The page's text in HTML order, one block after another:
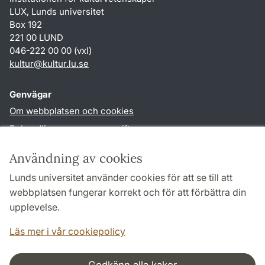
Användning av cookies
Lunds universitet använder cookies för att se till att
webbplatsen fungerar korrekt och för att förbättra din
upplevelse.
Läs mer i vår cookiepolicy
LUX, Lunds universitet
Box 192
221 00 LUND
046-222 00 00 (vxl)
kultur@kultur.lu.se
Genvägar
Om webbplatsen och cookies
Behandling av personuppgifter
TYPO3-login
Följ oss i sociala medier